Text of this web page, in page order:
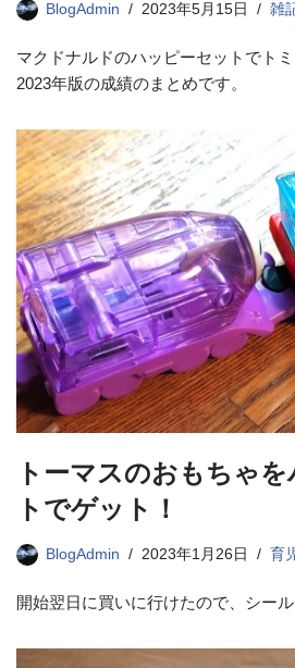
BlogAdmin 2023年5月15日 雑
マクドナルドのハッピーセットでトミ
2023年版の成績のまとめです。
トーマスのおもちゃ
トでゲット！
BlogAdmin 2023年1月26日 育
開始翌日に買いに行けたので、シー